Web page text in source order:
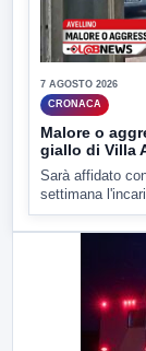
7 AGOSTO 2026
CRONACA
Malore o
giallo di Villa
Sarà affidato
settimana